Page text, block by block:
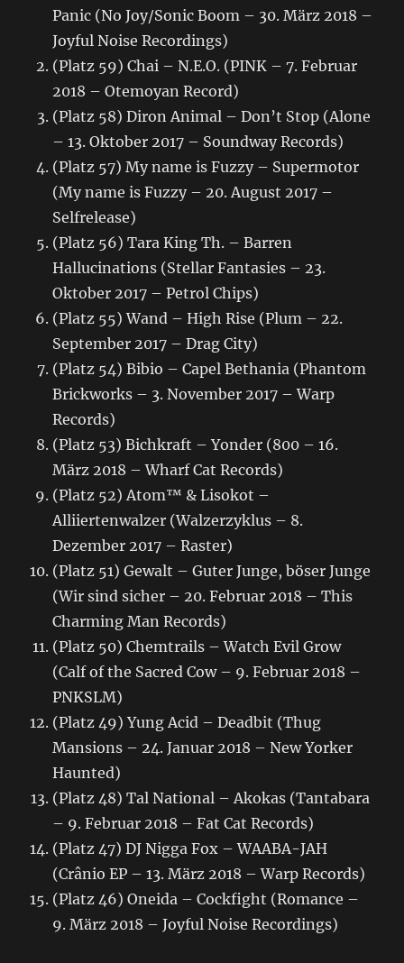
Panic (No Joy/Sonic Boom – 30. März 2018 –
Joyful Noise Recordings)
(Platz 59) Chai – N.E.O. (PINK – 7. Februar
2018 – Otemoyan Record)
(Platz 58) Diron Animal – Don’t Stop (Alone
– 13. Oktober 2017 – Soundway Records)
(Platz 57) My name is Fuzzy – Supermotor
(My name is Fuzzy – 20. August 2017 –
Selfrelease)
(Platz 56) Tara King Th. – Barren
Hallucinations (Stellar Fantasies – 23.
Oktober 2017 – Petrol Chips)
(Platz 55) Wand – High Rise (Plum – 22.
September 2017 – Drag City)
(Platz 54) Bibio – Capel Bethania (Phantom
Brickworks – 3. November 2017 – Warp
Records)
(Platz 53) Bichkraft – Yonder (800 – 16.
März 2018 – Wharf Cat Records)
(Platz 52) Atom™ & Lisokot –
Alliiertenwalzer (Walzerzyklus – 8.
Dezember 2017 – Raster)
(Platz 51) Gewalt – Guter Junge, böser Junge
(Wir sind sicher – 20. Februar 2018 – This
Charming Man Records)
(Platz 50) Chemtrails – Watch Evil Grow
(Calf of the Sacred Cow – 9. Februar 2018 –
PNKSLM)
(Platz 49) Yung Acid – Deadbit (Thug
Mansions – 24. Januar 2018 – New Yorker
Haunted)
(Platz 48) Tal National – Akokas (Tantabara
– 9. Februar 2018 – Fat Cat Records)
(Platz 47) DJ Nigga Fox – WAABA-JAH
(Crânio EP – 13. März 2018 – Warp Records)
(Platz 46) Oneida – Cockfight (Romance –
9. März 2018 – Joyful Noise Recordings)